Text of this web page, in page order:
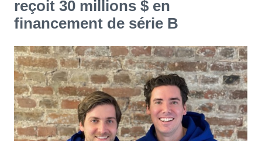
reçoit 30 millions $ en
financement de série B